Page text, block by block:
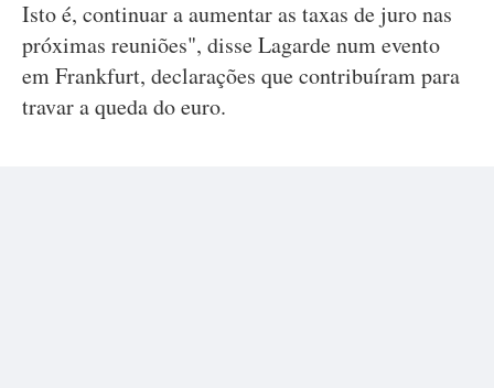
Isto é, continuar a aumentar as taxas de juro nas
próximas reuniões", disse Lagarde num evento
em Frankfurt, declarações que contribuíram para
travar a queda do euro.